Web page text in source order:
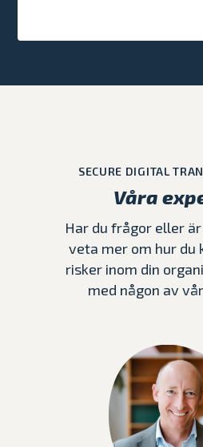
SECURE DIGITAL
Våra
Har du frågor eller
veta mer om hur du
risker inom din
med någon av